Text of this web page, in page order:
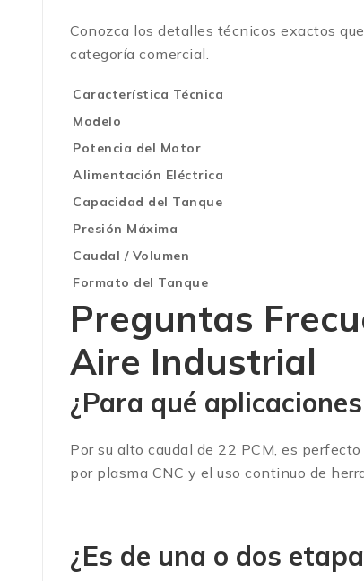
Conozca los detalles técnicos exactos
categoría comercial.
Característica Técnica
Modelo
Potencia del Motor
Alimentación Eléctrica
Capacidad del Tanque
Presión Máxima
Caudal / Volumen
Formato del Tanque
Preguntas
Aire Industrial
¿Para qué
Por su alto caudal de 22 PCM, es
por plasma CNC y el uso continuo de
¿Es de una o dos